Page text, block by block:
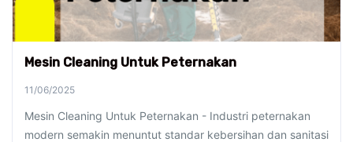
Mesin Cleaning Untuk Peternakan
11/06/2025
Mesin Cleaning Untuk Peternakan - Industri peternakan
modern semakin menuntut standar kebersihan dan sanitasi